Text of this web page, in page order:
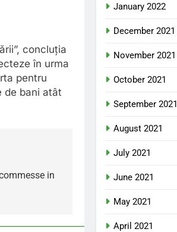
concluția
în urma
pentru
de bani atât
in
January 2022
December 2021
November 2021
October 2021
September 2021
August 2021
July 2021
June 2021
May 2021
April 2021